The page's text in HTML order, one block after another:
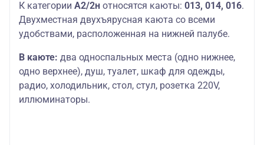
К категории А2/2н относятся каюты: 013, 014, 016.
Двухместная двухъярусная каюта со всеми
удобствами, расположенная на нижней палубе.
В каюте: два односпальных места (одно нижнее,
одно верхнее), душ, туалет, шкаф для одежды,
радио, холодильник, стол, стул, розетка 220V,
иллюминаторы.